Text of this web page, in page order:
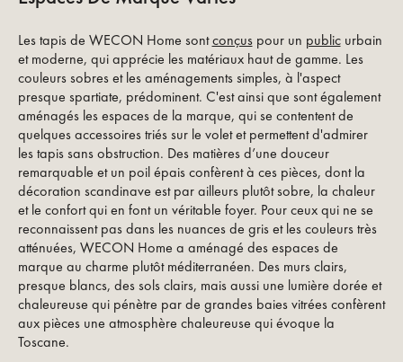
Les tapis de WECON Home sontconçuspour un publicurbain
et moderne, qui apprécie les matériaux haut de gamme. Les
couleurs sobres et les aménagements simples, à l'aspect
presque spartiate, prédominent. C'est ainsi que sont également
aménagés les espaces de la marque, qui se contentent de
quelques accessoires triés sur le volet et permettent d'admirer
les tapis sans obstruction. Des matières d’une douceur
remarquable et un poil épais confèrent à ces pièces, dont la
décoration scandinave est par ailleurs plutôt sobre, la chaleur
et le confort qui en font un véritable foyer. Pour ceux qui ne se
reconnaissent pas dans les nuances de gris et les couleurs très
atténuées, WECON Home a aménagé des espaces de
marque au charme plutôt méditerranéen. Des murs clairs,
presque blancs, des sols clairs, mais aussi une lumière dorée et
chaleureuse qui pénètre par de grandes baies vitrées confèrent
aux pièces une atmosphère chaleureuse qui évoque la
Toscane.